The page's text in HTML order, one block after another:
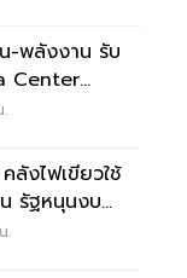
-พลังงาน รับ
ลังไฟเขียวใช้
รัฐหนุนงบ
ท
.